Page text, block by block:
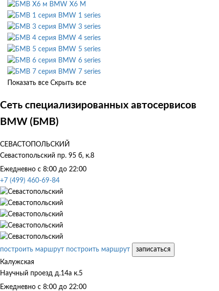
BMW X6 M
BMW 1 series
BMW 3 series
BMW 4 series
BMW 5 series
BMW 6 series
BMW 7 series
Показать все Скрыть все
Сеть специализированных автосервисов
BMW (БМВ)
СЕВАСТОПОЛЬСКИЙ
Севастопольский пр. 95 б, к.8
Ежедневно с 8:00 до 22:00
+7 (499) 460-69-84
построить маршрут построить маршрут
записаться
Калужская
Научный проезд д.14а к.5
Ежедневно с 8:00 до 22:00